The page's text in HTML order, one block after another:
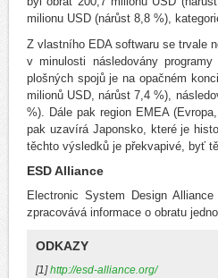
milionu USD (nárůst 8,8 %),
Z vlastního EDA softwaru se trvale
v minulosti následovány
plošných spojů je na opačném
milionů USD, nárůst 7,4 %),
%). Dále pak region EMEA
pak uzavírá Japonsko, které je
těchto výsledků je překvapivé, byť
ESD Alliance
Electronic System Design
zpracovává informace o obratu
ODKAZY
[1]http://esd-alliance.org/